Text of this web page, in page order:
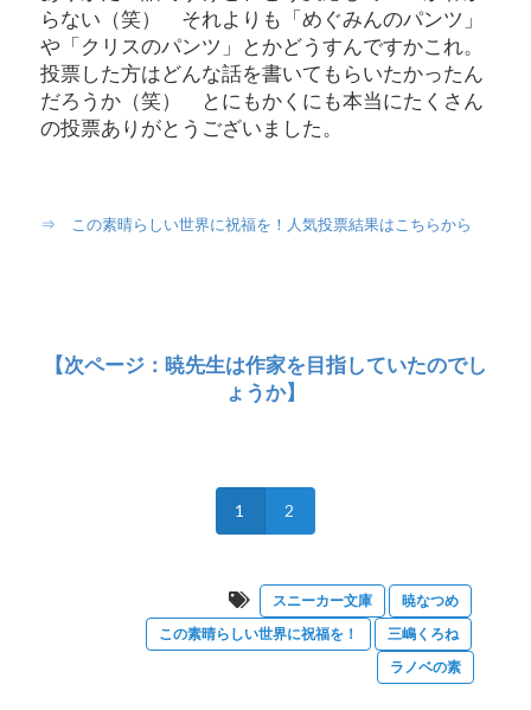
らない（笑） それよりも「めぐみんのパンツ」
や「クリスのパンツ」とかどうすんですかこれ。
投票した方はどんな話を書いてもらいたかったん
だろうか（笑） とにもかくにも本当にたくさん
の投票ありがとうございました。
⇒ この素晴らしい世界に祝福を！人気投票結果はこちらから
【次ページ：暁先生は作家を目指していたのでし
ょうか】
1 2
スニーカー文庫
暁なつめ
この素晴らしい世界に祝福を！
三嶋くろね
ラノベの素